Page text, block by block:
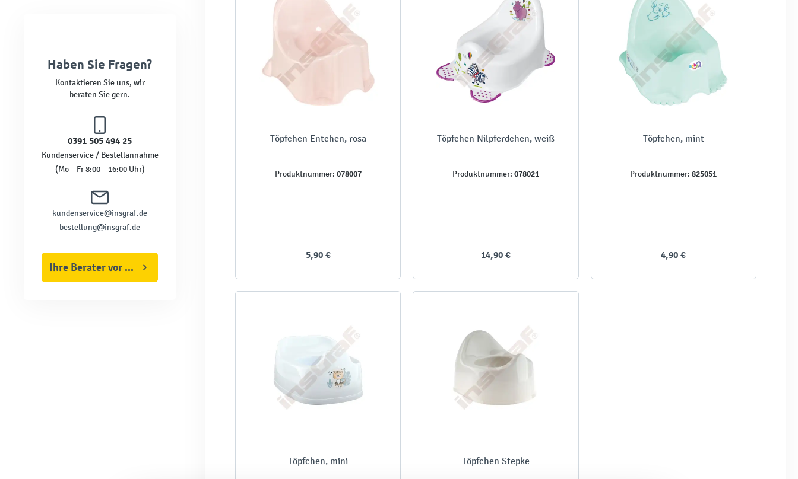
Haben Sie Fragen?
Kontaktieren Sie uns, wir
beraten Sie gern.
0391 505 494 25
Kundenservice / Bestellannahme
(Mo – Fr 8:00 – 16:00 Uhr)
kundenservice@insgraf.de
bestellung@insgraf.de
Ihre Berater vor Ort
Töpfchen Entchen, rosa
Produktnummer: 078007
5,90 €
Töpfchen Nilpferdchen, weiß
Produktnummer: 078021
14,90 €
Töpfchen, mint
Produktnummer: 825051
4,90 €
Töpfchen, mini Töpfchen Stepke